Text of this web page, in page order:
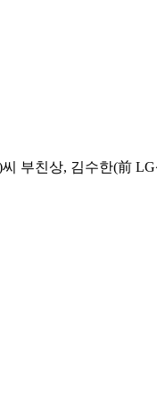
부친상, 김수한(前